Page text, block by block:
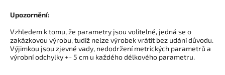
Upozornění:
Vzhledem k tomu, že parametry jsou volitelné, jedná se o
zakázkovou výrobu, tudíž nelze výrobek vrátit bez udání důvodu.
Výjimkou jsou zjevné vady, nedodržení metrických parametrů a
výrobní odchylky +- 5 cm u každého délkového parametru.